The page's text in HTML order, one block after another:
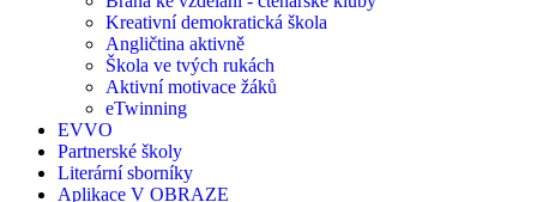
Kreativní demokratická škola
Angličtina aktivně
Škola ve tvých rukách
Aktivní motivace žáků
eTwinning
EVVO
Partnerské školy
Literární sborníky
Aplikace V OBRAZE